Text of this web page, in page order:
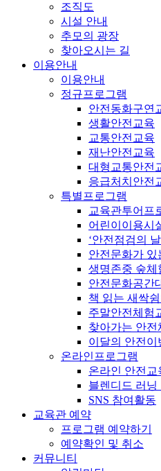
조직도
시설 안내
추모의 광장
찾아오시는 길
이용안내
이용안내
정규프로그램
안전동화구연
생활안전교육
교통안전교육
재난안전교육
대형교통안전
응급처치안전
특별프로그램
교육관투어프
어린이이용시
‘안전점검의
안전문화가 있
생명존중 숲체
안전문화공간
책 읽는 새싹쉼
주말안전체험
찾아가는 안전
이달의 안전이
온라인프로그램
온라인 안전교
블렌디드 러닝
SNS 참여활동
교육관 예약
프로그램 예약하기
예약확인 및 취소
커뮤니티